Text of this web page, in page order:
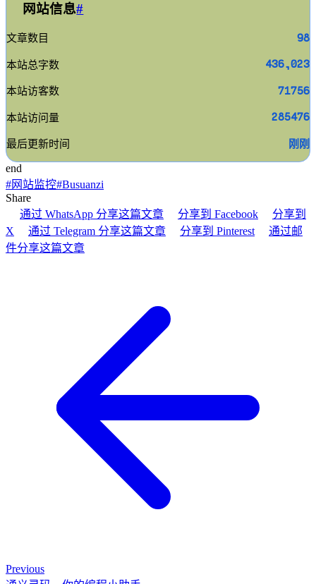
网站信息#
文章数目 98
本站总字数 436,023
本站访客数 71756
本站访问量 285476
最后更新时间 刚刚
end
#网站监控#Busuanzi
Share
通过 WhatsApp 分享这篇文章
分享到 Facebook
分享到
X
通过 Telegram 分享这篇文章 分享到 Pinterest
通过邮
件分享这篇文章
Previous